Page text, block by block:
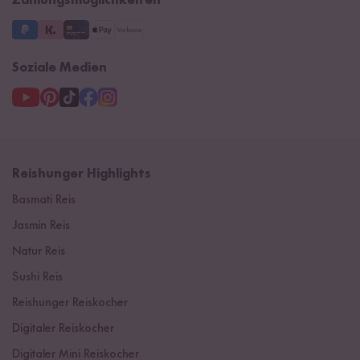
3 Jahre Garantie
Soziale Medien
Reishunger Highlights
Basmati Reis
Jasmin Reis
Natur Reis
Sushi Reis
Reishunger Reiskocher
Digitaler Reiskocher
Digitaler Mini Reiskocher